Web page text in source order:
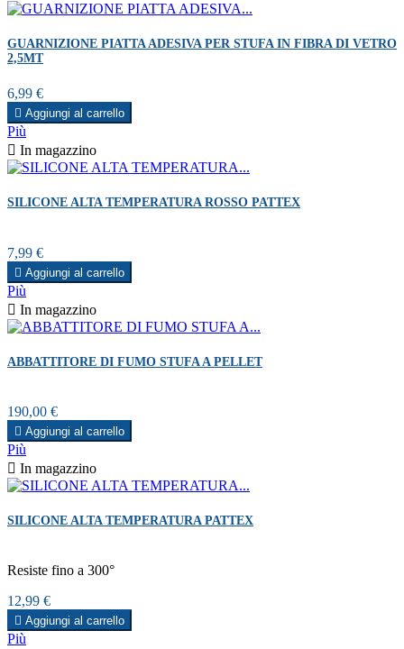
GUARNIZIONE PIATTA ADESIVA PER STUFA IN FIBRA DI VETRO
2,5MT
Prezzo
6,99 €
 Aggiungi al carrello
Più
 In magazzino
SILICONE ALTA TEMPERATURA ROSSO PATTEX
Prezzo
7,99 €
 Aggiungi al carrello
Più
 In magazzino
ABBATTITORE DI FUMO STUFA A PELLET
Prezzo
190,00 €
 Aggiungi al carrello
Più
 In magazzino
SILICONE ALTA TEMPERATURA PATTEX
Resiste fino a 300°
Prezzo
12,99 €
 Aggiungi al carrello
Più